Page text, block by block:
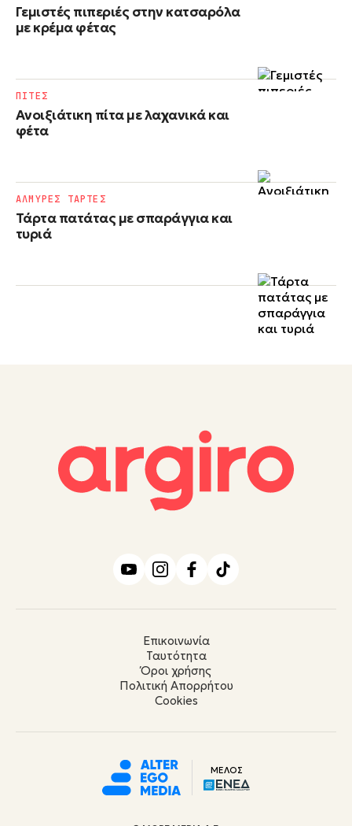
Γεμιστές πιπεριές στην κατσαρόλα
με κρέμα φέτας
Ανοιξιάτικη πίτα με λαχανικά και
φέτα
ΠΙΤΕΣ
Τάρτα πατάτας με σπαράγγια και
τυριά
ΑΛΜΥΡΕΣ ΤΑΡΤΕΣ
Επικοινωνία
Ταυτότητα
Όροι χρήσης
Πολιτική Απορρήτου
Cookies
ΜΕΛΟΣ